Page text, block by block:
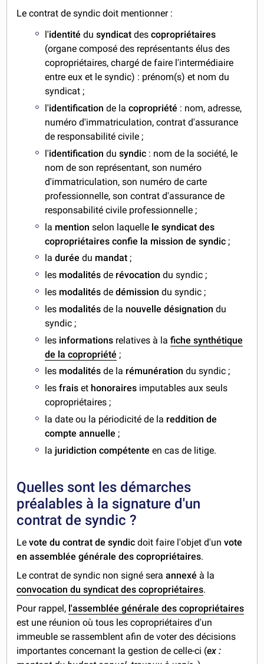
Le contrat de syndic doit mentionner :
l'identité du syndicat des copropriétaires
(organe composé des représentants élus des
copropriétaires, chargé de faire l'intermédiaire
entre eux et le syndic) : prénom(s) et nom du
syndicat ;
l'identification de lacopropriété : nom, adresse,
numéro d'immatriculation, contrat d'assurance
de responsabilité civile ;
l'identification dusyndic : nom de la société, le
nom de son représentant, son numéro
d'immatriculation, son numéro de carte
professionnelle, son contrat d'assurance de
responsabilité civile professionnelle ;
la mention selon laquelle le syndicat des
copropriétaires confie la mission de syndic ;
ladurée du mandat ;
les modalités de révocationdu syndic ;
les modalitésde démissiondu syndic ;
les modalitésde la nouvelle désignationdu
syndic ;
les informations relatives à la fiche synthétique
de la copropriété ;
les modalités de la rémunération du syndic ;
lesfrais et honoraires imputables aux seuls
copropriétaires ;
la date ou la périodicité de la reddition de
compte annuelle ;
la juridiction compétenteen cas de litige.
Quelles sont les démarches
préalables à la signature d'un
contrat de syndic ?
Le vote du contrat de syndic doit faire l'objet d'un vote
en assemblée générale des copropriétaires.
Le contrat de syndic non signé seraannexé à la
convocation du syndicat des copropriétaires.
Pour rappel, l'assemblée générale des copropriétaires
est une réunion où tous les copropriétaires d'un
immeuble se rassemblent afin de voter des décisions
importantes concernant la gestion de celle-ci (ex :